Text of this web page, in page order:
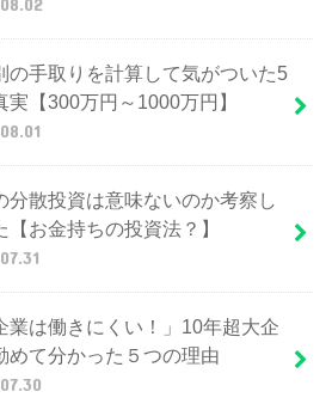
の手取りを計算して気がついた5
実【300万円～1000万円】
分散投資は意味ないのか考察し
【お金持ちの投資法？】
業は働きにくい！」10年超大企
めて分かった５つの理由